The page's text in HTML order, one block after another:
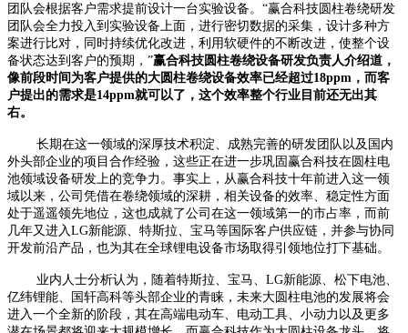
团队会根据客户需求提前设计一台实验设备。“赢合科技圆柱卷绕研发
团队会全力投入到实验设备上面，进行密切数据的采集，设计多种方
案进行比对，同时持续优化改进，利用软硬件的不断改进，使整个设
备状态达到客户的预期，”赢合科技圆柱卷绕设备研发负责人介绍道，
像前段时间为客户提供的大圆柱卷绕设备效率已经超过18ppm，而客
户提出的需求是14ppm就可以了，这个效率整个行业目前还无出其
右。
长期在这一领域的深厚技术积淀、成熟完善的研发团队以及国内
外头部企业的项目合作经验，这些正在进一步巩固赢合科技在圆柱电
池领域设备研发上的竞争力。事实上，从赢合科技十年前进入这一领
域以来，公司凭借在卷绕领域的深耕，相关设备的效率、稳定性方面
处于遥遥领先地位，这也成就了公司在这一领域第一的市占率，而前
几年又进入LG新能源、特斯拉、宝马等国际客户供应链，并参与协同
开发前沿产品，也为其在全球锂电设备市场取得引领地位打下基础。
业内人士分析认为，随着特斯拉、宝马、LG新能源、松下电池、
亿纬锂能、国轩高科等头部企业的青睐，未来大圆柱电池的发展将会
进入一个全新的阶段，其在高端电动车、电动工具、小动力以及更多